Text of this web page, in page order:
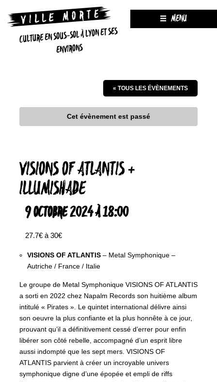
CULTURE EN SOUS-SOL À LYON ET SES
ENVIRONS
MENU
« TOUS LES ÉVÈNEMENTS
Cet évènement est passé
VISIONS OF ATLANTIS +
ILLUMISHADE
9 OCTOBRE 2024 À 18:00
27.7€ à 30€
VISIONS OF ATLANTIS – Metal Symphonique –
Autriche / France / Italie
Le groupe de Metal Symphonique VISIONS OF ATLANTIS
a sorti en 2022 chez Napalm Records son huitième album
intitulé « Pirates ». Le quintet international délivre ainsi
son oeuvre la plus confiante et la plus honnête à ce jour,
prouvant qu’il a définitivement cessé d’errer pour enfin
libérer son côté rebelle, accompagné d’un esprit libre
aussi indompté que les sept mers. VISIONS OF
ATLANTIS parvient à créer un incroyable univers
symphonique digne d’une épopée et empli de riffs